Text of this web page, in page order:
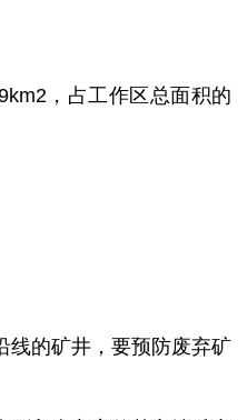
2，占工作区总面积的
线的矿井，要预防废弃矿